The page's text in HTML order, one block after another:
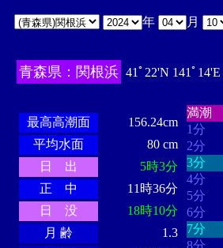
年 月
青森県：関根浜 41ﾟ22'N 141ﾟ14'E
最高高潮面
156.24cm
平均水面
80 cm
日 出
5時3分
正 中
11時36分
日 没
18時10分
月 齢
1.3
満潮
1分
2分
3分
4分
5分
6分
7分
8分